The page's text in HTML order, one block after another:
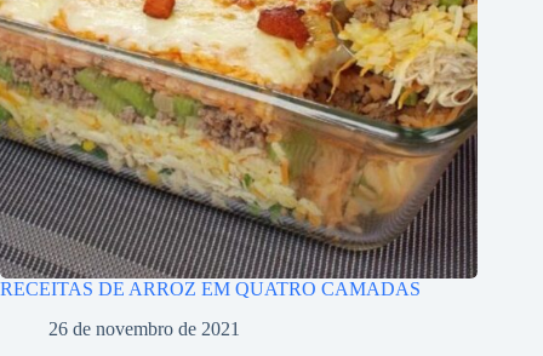
RECEITAS DE ARROZ EM QUATRO CAMADAS
26 de novembro de 2021